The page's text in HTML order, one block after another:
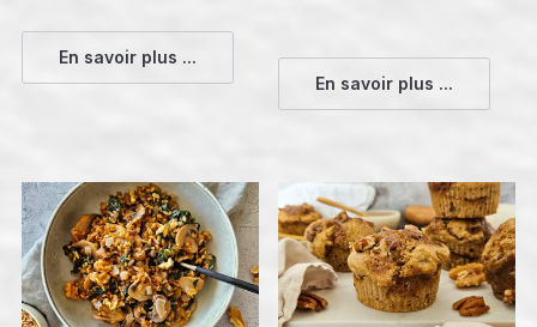
En savoir plus ...
En savoir plus ...